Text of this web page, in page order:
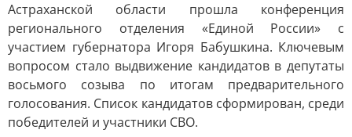
Астраханской области прошла конференция
регионального отделения «Единой России» с
участием губернатора Игоря Бабушкина. Ключевым
вопросом стало выдвижение кандидатов в депутаты
восьмого созыва по итогам предварительного
голосования. Список кандидатов сформирован, среди
победителей и участники СВО.